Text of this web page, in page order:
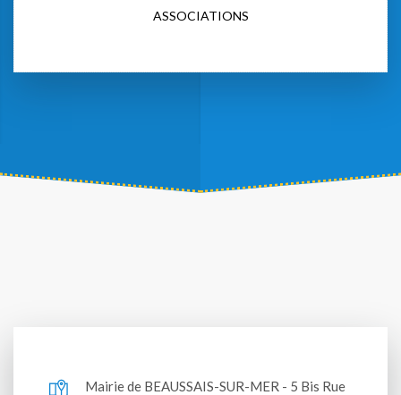
ASSOCIATIONS
Mairie de BEAUSSAIS-SUR-MER - 5 Bis Rue